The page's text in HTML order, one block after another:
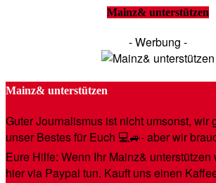
Mainz& unterstützen
- Werbung -
Mainz& unterstützen
Guter Journalismus ist nicht umsonst, wir
unser Bestes für Euch 💻🚙- aber wir
Eure Hilfe: Wenn Ihr Mainz& unterstützen
hier via Paypal tun. Kauft uns einen